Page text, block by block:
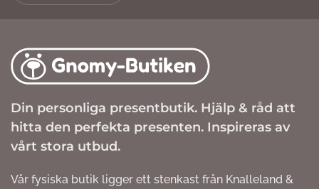
Din personliga presentbutik. Hjälp & råd att
hitta den perfekta presenten. Inspireras av
vårt stora utbud.
Vår fysiska butik ligger ett stenkast från Knalleland &